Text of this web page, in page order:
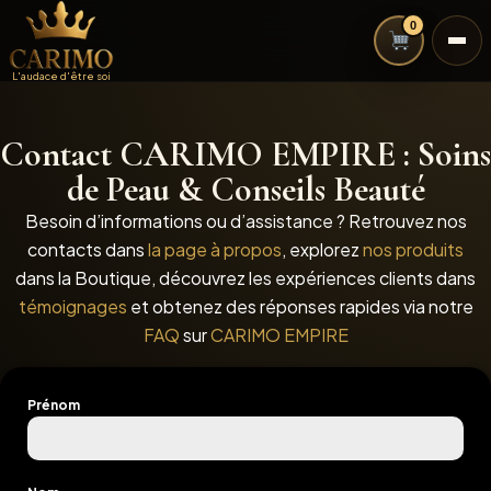
L'audace d'être soi
0
Contact CARIMO EMPIRE : Soins
de Peau & Conseils Beauté
Besoin d’informations ou d’assistance ? Retrouvez nos
contacts dansla page à propos, exploreznos produits
dans la Boutique, découvrez les expériences clients dans
témoignages et obtenez des réponses rapides via notre
FAQsurCARIMO EMPIRE
Prénom